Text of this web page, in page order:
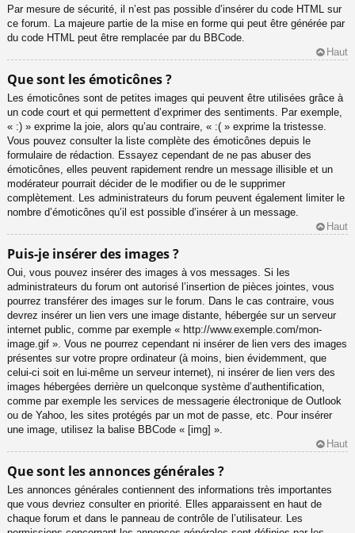
Par mesure de sécurité, il n’est pas possible d’insérer du code HTML sur
ce forum. La majeure partie de la mise en forme qui peut être générée par
du code HTML peut être remplacée par du BBCode.
Haut
Que sont les émoticônes ?
Les émoticônes sont de petites images qui peuvent être utilisées grâce à
un code court et qui permettent d’exprimer des sentiments. Par exemple,
« :) » exprime la joie, alors qu’au contraire, « :( » exprime la tristesse.
Vous pouvez consulter la liste complète des émoticônes depuis le
formulaire de rédaction. Essayez cependant de ne pas abuser des
émoticônes, elles peuvent rapidement rendre un message illisible et un
modérateur pourrait décider de le modifier ou de le supprimer
complètement. Les administrateurs du forum peuvent également limiter le
nombre d’émoticônes qu’il est possible d’insérer à un message.
Haut
Puis-je insérer des images ?
Oui, vous pouvez insérer des images à vos messages. Si les
administrateurs du forum ont autorisé l’insertion de pièces jointes, vous
pourrez transférer des images sur le forum. Dans le cas contraire, vous
devrez insérer un lien vers une image distante, hébergée sur un serveur
internet public, comme par exemple « http://www.exemple.com/mon-
image.gif ». Vous ne pourrez cependant ni insérer de lien vers des images
présentes sur votre propre ordinateur (à moins, bien évidemment, que
celui-ci soit en lui-même un serveur internet), ni insérer de lien vers des
images hébergées derrière un quelconque système d’authentification,
comme par exemple les services de messagerie électronique de Outlook
ou de Yahoo, les sites protégés par un mot de passe, etc. Pour insérer
une image, utilisez la balise BBCode « [img] ».
Haut
Que sont les annonces générales ?
Les annonces générales contiennent des informations très importantes
que vous devriez consulter en priorité. Elles apparaissent en haut de
chaque forum et dans le panneau de contrôle de l’utilisateur. Les